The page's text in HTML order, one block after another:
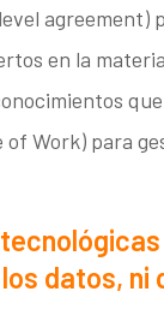
agreement)
en la
of Work) para
datos, ni